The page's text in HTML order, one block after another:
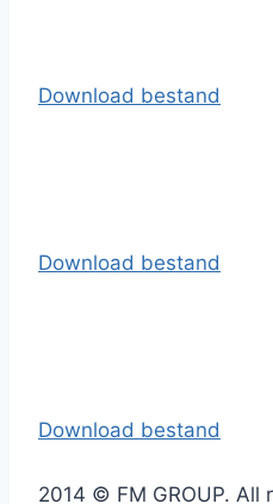
Download bestand
Download bestand
Download bestand
2014 © FM GROUP. All